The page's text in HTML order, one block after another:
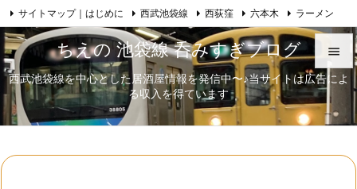
ちえの 池袋線 呑みすぎブログ
西武池袋線を中心とした居酒屋情報を発信中〜♪当サイトは広告によ
る収入を得ています


メニュ

サイトマップ｜はじめに 西武池袋線 西荻窪 六本木 ラーメン
日本酒 歌舞伎 自己紹介 RSS Feedly